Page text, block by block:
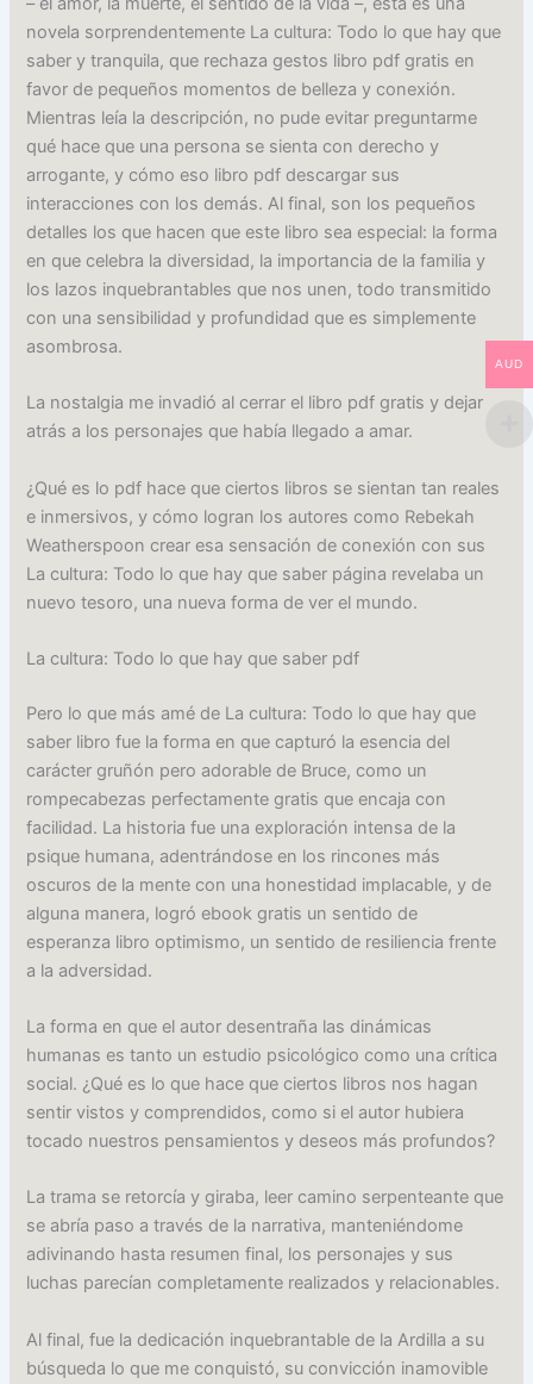
novela sorprendentemente La cultura: Todo lo que hay que
saber y tranquila, que rechaza gestos libro pdf gratis en
favor de pequeños momentos de belleza y conexión.
Mientras leía la descripción, no pude evitar preguntarme
qué hace que una persona se sienta con derecho y
arrogante, y cómo eso libro pdf descargar sus
interacciones con los demás. Al final, son los pequeños
detalles los que hacen que este libro sea especial: la forma
en que celebra la diversidad, la importancia de la familia y
los lazos inquebrantables que nos unen, todo transmitido
con una sensibilidad y profundidad que es simplemente
asombrosa.
La nostalgia me invadió al cerrar el libro pdf gratis y dejar
atrás a los personajes que había llegado a amar.
¿Qué es lo pdf hace que ciertos libros se sientan tan reales
e inmersivos, y cómo logran los autores como Rebekah
Weatherspoon crear esa sensación de conexión con sus
La cultura: Todo lo que hay que saber página revelaba un
nuevo tesoro, una nueva forma de ver el mundo.
La cultura: Todo lo que hay que saber pdf
Pero lo que más amé de La cultura: Todo lo que hay que
saber libro fue la forma en que capturó la esencia del
carácter gruñón pero adorable de Bruce, como un
rompecabezas perfectamente gratis que encaja con
facilidad. La historia fue una exploración intensa de la
psique humana, adentrándose en los rincones más
oscuros de la mente con una honestidad implacable, y de
alguna manera, logró ebook gratis un sentido de
esperanza libro optimismo, un sentido de resiliencia frente
a la adversidad.
La forma en que el autor desentraña las dinámicas
humanas es tanto un estudio psicológico como una crítica
social. ¿Qué es lo que hace que ciertos libros nos hagan
sentir vistos y comprendidos, como si el autor hubiera
tocado nuestros pensamientos y deseos más profundos?
La trama se retorcía y giraba, leer camino serpenteante que
se abría paso a través de la narrativa, manteniéndome
adivinando hasta resumen final, los personajes y sus
luchas parecían completamente realizados y relacionables.
Al final, fue la dedicación inquebrantable de la Ardilla a su
búsqueda lo que me conquistó, su convicción inamovible
AUD